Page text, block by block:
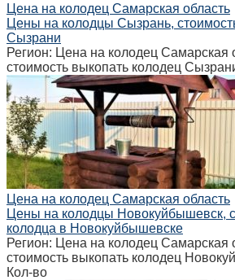
Цена на колодец Самарская область
Цены на колодцы Сызрань,
Сызрани
Регион: Цена на колодец Самарская
стоимость выкопать колодец
Цена на колодец Самарская область
Цены на колодцы Новокуйбышевск,
колодца в Новокуйбышевске
Регион: Цена на колодец Самарская
стоимость выкопать колодец
Кол-во